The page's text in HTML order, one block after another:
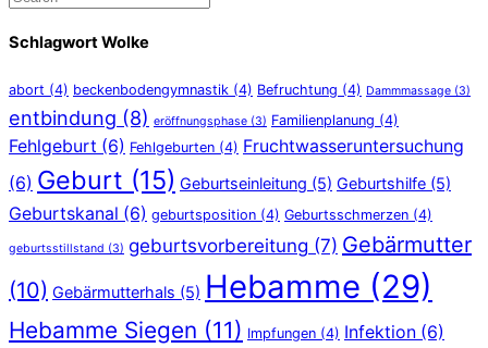
Schlagwort Wolke
abort (4) beckenbodengymnastik (4) Befruchtung (4) Dammmassage (3)
entbindung (8) eröffnungsphase (3) Familienplanung (4)
Fehlgeburt (6) Fehlgeburten (4) Fruchtwasseruntersuchung
(6) Geburt (15) Geburtseinleitung (5) Geburtshilfe (5)
Geburtskanal (6) geburtsposition (4) Geburtsschmerzen (4)
geburtsstillstand (3) geburtsvorbereitung (7) Gebärmutter
(10) Gebärmutterhals (5) Hebamme (29)
Hebamme Siegen (11) Impfungen (4) Infektion (6)